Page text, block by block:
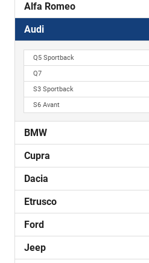
Alfa Romeo
Audi
Q5 Sportback
Q7
S3 Sportback
S6 Avant
BMW
Cupra
Dacia
Etrusco
Ford
Jeep